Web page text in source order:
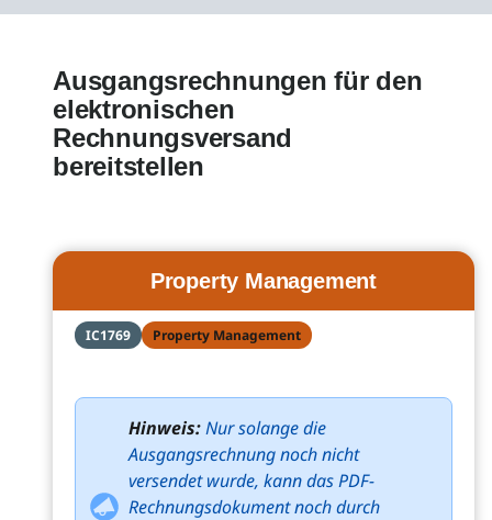
Ausgangsrechnungen für den
elektronischen
Rechnungsversand
bereitstellen
Property Management
IC1769 Property Management
Hinweis:Nur solange die
Ausgangsrechnung noch nicht
versendet wurde, kann das PDF-
Rechnungsdokument noch durch